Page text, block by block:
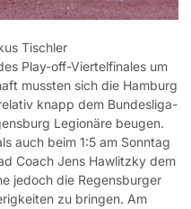
Play-off-Viertelfinales um
mussten sich die Hamburg
knapp dem Bundesliga-
Legionäre beugen.
auch beim 1:5 am Sonntag
Coach Jens Hawlitzky dem
jedoch die Regensburger
zu bringen. Am